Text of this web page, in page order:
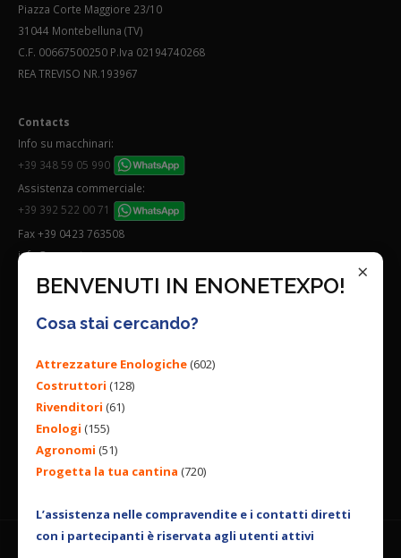
×
BENVENUTI IN ENONETEXPO!
Cosa stai cercando?
Attrezzature Enologiche(602)
Costruttori (128)
Rivenditori (61)
Enologi (155)
Agronomi (51)
Progetta la tua cantina (720)
L’assistenza nelle compravendite e i contatti diretti
con i partecipanti è riservata agli utenti attivi
Piazza Corte Maggiore 23/10
31044 Montebelluna (TV)
C.F. 00667500250 P.Iva 02194740268
REA TREVISO NR.193967
Contacts
Info su macchinari:
+39 348 59 05 990
Assistenza commerciale:
+39 392 522 00 71
Fax +39 0423 763508
info@enonetexpo.com
Chi siamo
Lavora con noi
Seguici su: